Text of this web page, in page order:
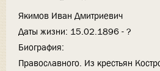
Якимов Иван Дмитриевич
Даты жизни: 15.02.1896 - ?
Биография:
Православного. Из крестьян